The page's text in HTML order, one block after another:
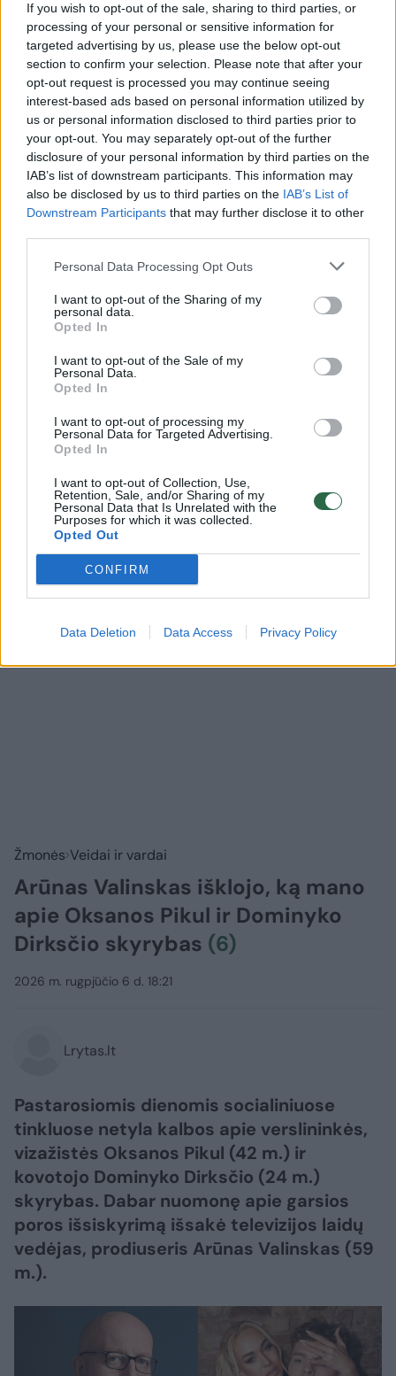
If you wish to opt-out of the sale, sharing to third parties, or
processing of your personal or sensitive information for
targeted advertising by us, please use the below opt-out
section to confirm your selection. Please note that after your
opt-out request is processed you may continue seeing
interest-based ads based on personal information utilized by
us or personal information disclosed to third parties prior to
your opt-out. You may separately opt-out of the further
disclosure of your personal information by third parties on the
IAB’s list of downstream participants. This information may
also be disclosed by us to third parties on the IAB’s List of
Downstream Participants that may further disclose it to other
Personal Data Processing Opt Outs
I want to opt-out of the Sharing of my
personal data.
Opted In
I want to opt-out of the Sale of my
Personal Data.
Opted In
I want to opt-out of processing my
Personal Data for Targeted Advertising.
Opted In
I want to opt-out of Collection, Use,
Retention, Sale, and/or Sharing of my
Personal Data that Is Unrelated with the
Purposes for which it was collected.
Opted Out
CONFIRM
Data Deletion Data Access Privacy Policy
sakyti, kad tai buvo mūsų santykių pradžios
koncertas“, – šypsosi menininkė Upė Lučiūna.
„Black Country, New Road“ viešnagė Vilniuje –
ne tik svarbus įvykis muzikantams, grupės
gerbėjams, bet ir galimybė gyvai išgirsti
grupę, kuri keičia šiuolaikinės muzikos veidą.
Komentuoti po šiuo straipsniu
Komentuoti gali tik Lrytas registruoti vartotojai.
bendruomenės ir bendraukite komentaruose!
Rodyti komentarus
Prisijungti komentatoriams
Žmonės Veidai ir vardai
Arūnas Valinskas išklojo, ką mano
apie Oksanos Pikul ir Dominyko
Dirksčio skyrybas (6)
2026 m. rugpjūčio 6 d. 18:21
Lrytas.lt
Pastarosiomis dienomis socialiniuose
tinkluose netyla kalbos apie verslininkės,
vizažistės Oksanos Pikul (42 m.) ir
kovotojo Dominyko Dirksčio (24 m.)
skyrybas. Dabar nuomonę apie garsios
poros išsiskyrimą išsakė televizijos laidų
vedėjas, prodiuseris Arūnas Valinskas (59
m.).